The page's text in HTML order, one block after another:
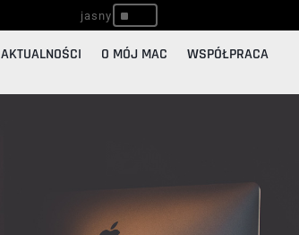
^
AKTUALNOŚCI O MÓJ MAC WSPÓŁPRACA